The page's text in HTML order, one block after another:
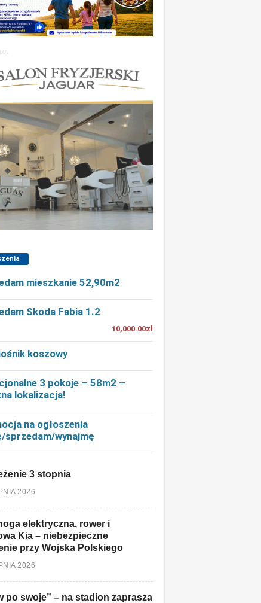
mieszkanie 52,90m2
Skoda Fabia 1.2
10,000.00zł
koszowy
3 pokoje – 58m2 –
lokalizacja!
na ogłoszenia
sprzedam/wynajmę
3 stopnia
2026
elektryczna, rower i
Kia – niebezpieczne
przy Wojska Polskiego
2026
po swoje” – na stadion zaprasza